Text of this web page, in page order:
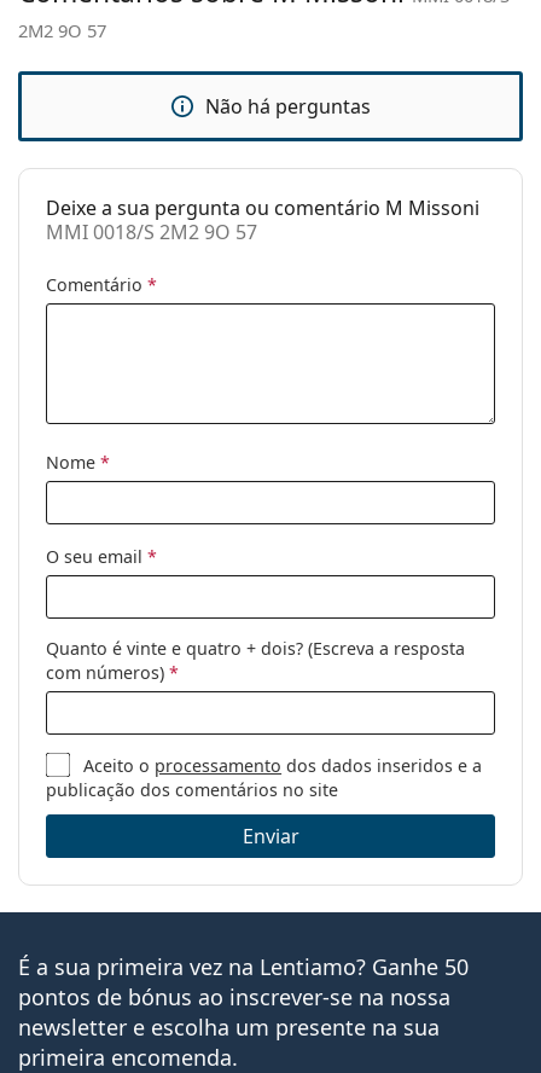
Estojo:
Pano de
Sim
Outros
Categoria:
Óculos de sol
Uso:
Moda
2M2 9O 57
Não há perguntas
Deixe a sua pergunta ou comentário M Missoni
MMI 0018/S 2M2 9O 57
Comentário *
Nome *
O seu email *
Quanto é vinte e quatro + dois? (Escreva a resposta
com números) *
Aceito o processamento dos dados inseridos e a
publicação dos comentários no site
Enviar
É a sua primeira vez na Lentiamo? Ganhe 50
pontos de bónus ao inscrever-se na nossa
newsletter e escolha um presente na sua
primeira encomenda.